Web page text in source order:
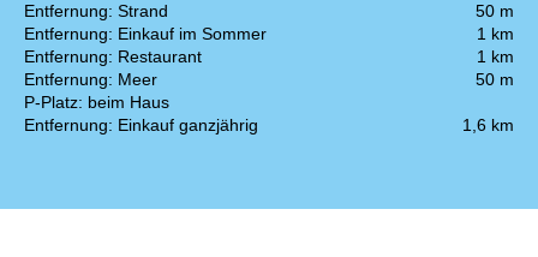
Entfernung: Strand
50 m
Entfernung: Einkauf im Sommer
1 km
Entfernung: Restaurant
1 km
Entfernung: Meer
50 m
P-Platz: beim Haus
Entfernung: Einkauf ganzjährig
1,6 km